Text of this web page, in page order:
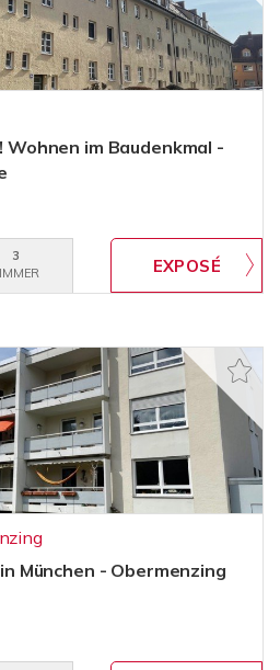
Wohnen im Baudenkmal -
3
München - Obermenzing